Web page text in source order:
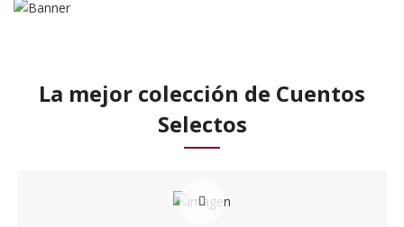
La mejor colección de Cuentos
Selectos